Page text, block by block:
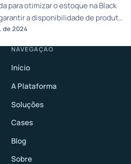
para otimizar o estoque na Black
a disponibilidade de produtos
ou faltas.
de 2024
NAVEGAÇÃO
Início
A Plataforma
Soluções
Cases
Blog
Sobre